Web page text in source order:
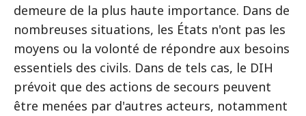
demeure de la plus haute importance. Dans de
nombreuses situations, les États n'ont pas les
moyens ou la volonté de répondre aux besoins
essentiels des civils. Dans de tels cas, le DIH
prévoit que des actions de secours peuvent
être menées par d'autres acteurs, notamment